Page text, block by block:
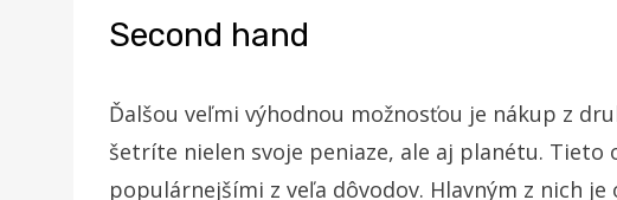
Second hand
Ďalšou veľmi výhodnou možnosťou je nákup z
šetríte nielen svoje peniaze, ale aj planétu. Tieto
populárnejšími z veľa dôvodov. Hlavným z nich je